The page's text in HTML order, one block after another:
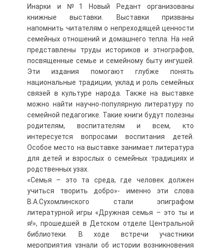
Инарки и №1 Новый Редант организованы
книжные выставки. Выставки призваны
напомнить читателям о непреходящей ценности
семейных отношений и домашнего тепла. На ней
представлены труды историков и этнографов,
посвященные семье и семейному быту ингушей.
Эти издания помогают глубже понять
национальные традиции, уклад и роль семейных
связей в культуре народа. Также на выставке
можно найти научно-популярную литературу по
семейной педагогике. Такие книги будут полезны
родителям, воспитателям и всем, кто
интересуется вопросами воспитания детей.
Особое место на выставке занимает литература
для детей и взрослых о семейных традициях и
родственных узах.
«Семья – это та среда, где человек должен
учиться творить добро»- именно эти слова
В.А.Сухомлинского стали эпиграфом
литературной игры «Дружная семья – это ты и
я!», прошедшей в Детском отделе Центральной
библиотеки. В ходе встречи участники
мероприятия узнали об истории возникновения